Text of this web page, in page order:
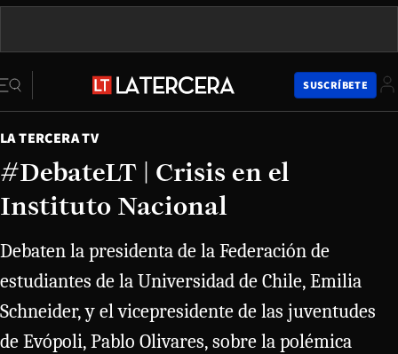
SUSCRÍBETE
LA TERCERA TV
#DebateLT | Crisis en el
Instituto Nacional
Debaten la presidenta de la Federación de
estudiantes de la Universidad de Chile, Emilia
Schneider, y el vicepresidente de las juventudes
de Evópoli, Pablo Olivares, sobre la polémica